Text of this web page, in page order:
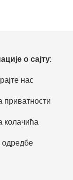
о сајту:
нас
приватности
колачића
одредбе